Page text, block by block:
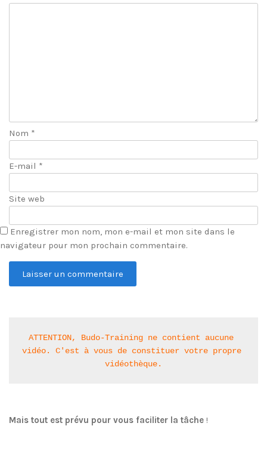
Nom *
E-mail *
Site web
Enregistrer mon nom, mon e-mail et mon site dans le
navigateur pour mon prochain commentaire.
ATTENTION, Budo-Training ne contient aucune
vidéo. C'est à vous de constituer votre propre
vidéothèque.
Mais tout est prévu pour vous faciliter la tâche !